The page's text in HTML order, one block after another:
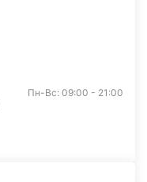
Пн-Вс: 09:00 - 21:00